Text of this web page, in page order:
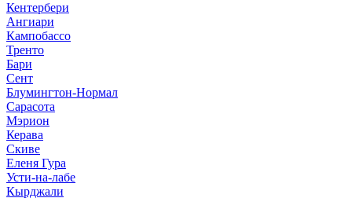
Кентербери
Ангиари
Кампобассо
Тренто
Бари
Сент
Блумингтон-Нормал
Сарасота
Мэрион
Керава
Скиве
Еленя Гура
Усти-на-лабе
Кырджали